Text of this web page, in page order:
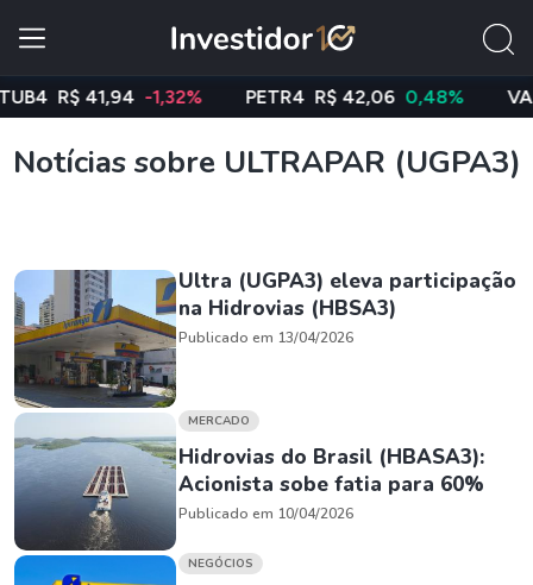
R$ 41,94 -1,32% PETR4 R$ 42,06 0,48% VALE3
Notícias sobre ULTRAPAR (UGPA3)
Ultra (UGPA3) eleva participação
na Hidrovias (HBSA3)
Publicado em 13/04/2026
MERCADO
Hidrovias do Brasil (HBASA3):
Acionista sobe fatia para 60%
Publicado em 10/04/2026
NEGÓCIOS